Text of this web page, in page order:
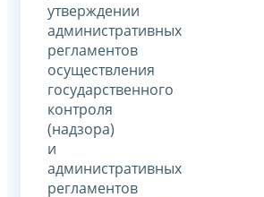
утверждении
административных
регламентов
осуществления
государственного
контроля
(надзора)
и
административных
регламентов